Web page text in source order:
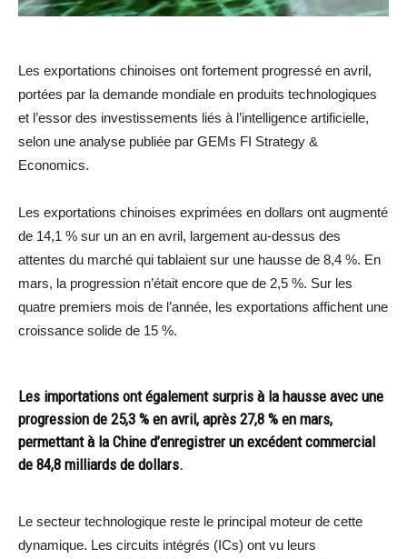
Les exportations chinoises ont fortement progressé en avril,
portées par la demande mondiale en produits technologiques
et l’essor des investissements liés à l’intelligence artificielle,
selon une analyse publiée par GEMs FI Strategy &
Economics.
Les exportations chinoises exprimées en dollars ont augmenté
de 14,1 % sur un an en avril, largement au-dessus des
attentes du marché qui tablaient sur une hausse de 8,4 %. En
mars, la progression n’était encore que de 2,5 %. Sur les
quatre premiers mois de l’année, les exportations affichent une
croissance solide de 15 %.
Les importations ont également surpris à la hausse avec une
progression de 25,3 % en avril, après 27,8 % en mars,
permettant à la Chine d’enregistrer un excédent commercial
de 84,8 milliards de dollars.
Le secteur technologique reste le principal moteur de cette
dynamique. Les circuits intégrés (ICs) ont vu leurs